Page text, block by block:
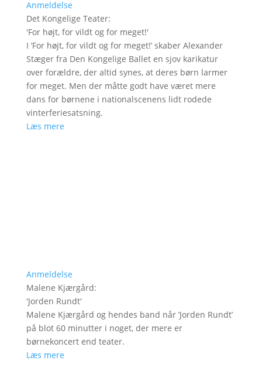
Anmeldelse
Det Kongelige Teater:
'For højt, for vildt og for meget!'
I ’For højt, for vildt og for meget!’ skaber Alexander
Stæger fra Den Kongelige Ballet en sjov karikatur
over forældre, der altid synes, at deres børn larmer
for meget. Men der måtte godt have været mere
dans for børnene i nationalscenens lidt rodede
vinterferiesatsning.
Læs mere
Anmeldelse
Malene Kjærgård:
'Jorden Rundt'
Malene Kjærgård og hendes band når ’Jorden Rundt’
på blot 60 minutter i noget, der mere er
børnekoncert end teater.
Læs mere